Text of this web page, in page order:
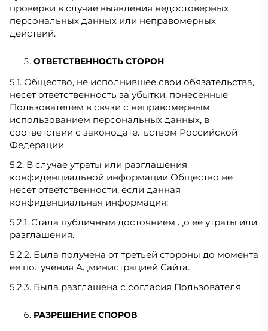
проверки в случае выявления недостоверных
персональных данных или неправомерных
действий.
ОТВЕТСТВЕННОСТЬ СТОРОН
5.1. Общество, не исполнившее свои обязательства,
несет ответственность за убытки, понесенные
Пользователем в связи с неправомерным
использованием персональных данных, в
соответствии с законодательством Российской
Федерации.
5.2. В случае утраты или разглашения
конфиденциальной информации Общество не
несет ответственности, если данная
конфиденциальная информация:
5.2.1. Стала публичным достоянием до ее утраты или
разглашения.
5.2.2. Была получена от третьей стороны до момента
ее получения Администрацией Сайта.
5.2.3. Была разглашена с согласия Пользователя.
РАЗРЕШЕНИЕ СПОРОВ